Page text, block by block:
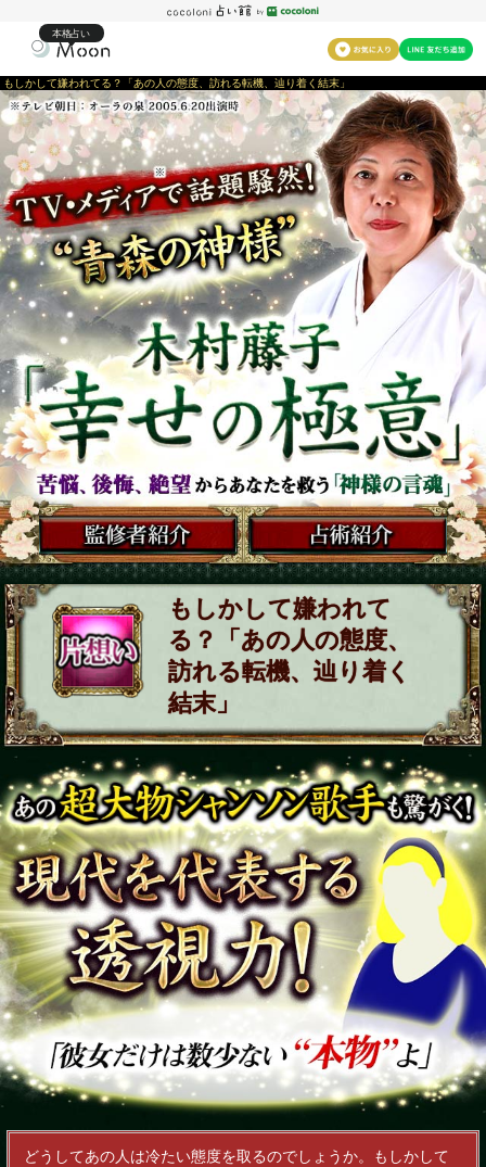
本格占い
もしかして嫌われてる？「あの人の態度、訪れる転機、辿り着く結末」
もしかして嫌われて
る？「あの人の態度、
訪れる転機、辿り着く
結末」
どうしてあの人は冷たい態度を取るのでしょうか。もしかして